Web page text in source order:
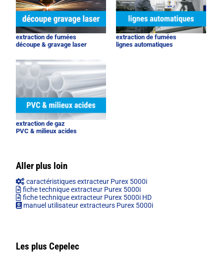
extraction de fumées
découpe & gravage laser
extraction de fumées
lignes automatiques
extraction de gaz
PVC & milieux acides
Aller plus loin
caractéristiques extracteur Purex 5000i
fiche technique extracteur Purex 5000i
fiche technique extracteur Purex 5000i HD
manuel utilisateur extracteurs Purex 5000i
Les plus Cepelec